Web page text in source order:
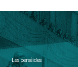
Les perséides